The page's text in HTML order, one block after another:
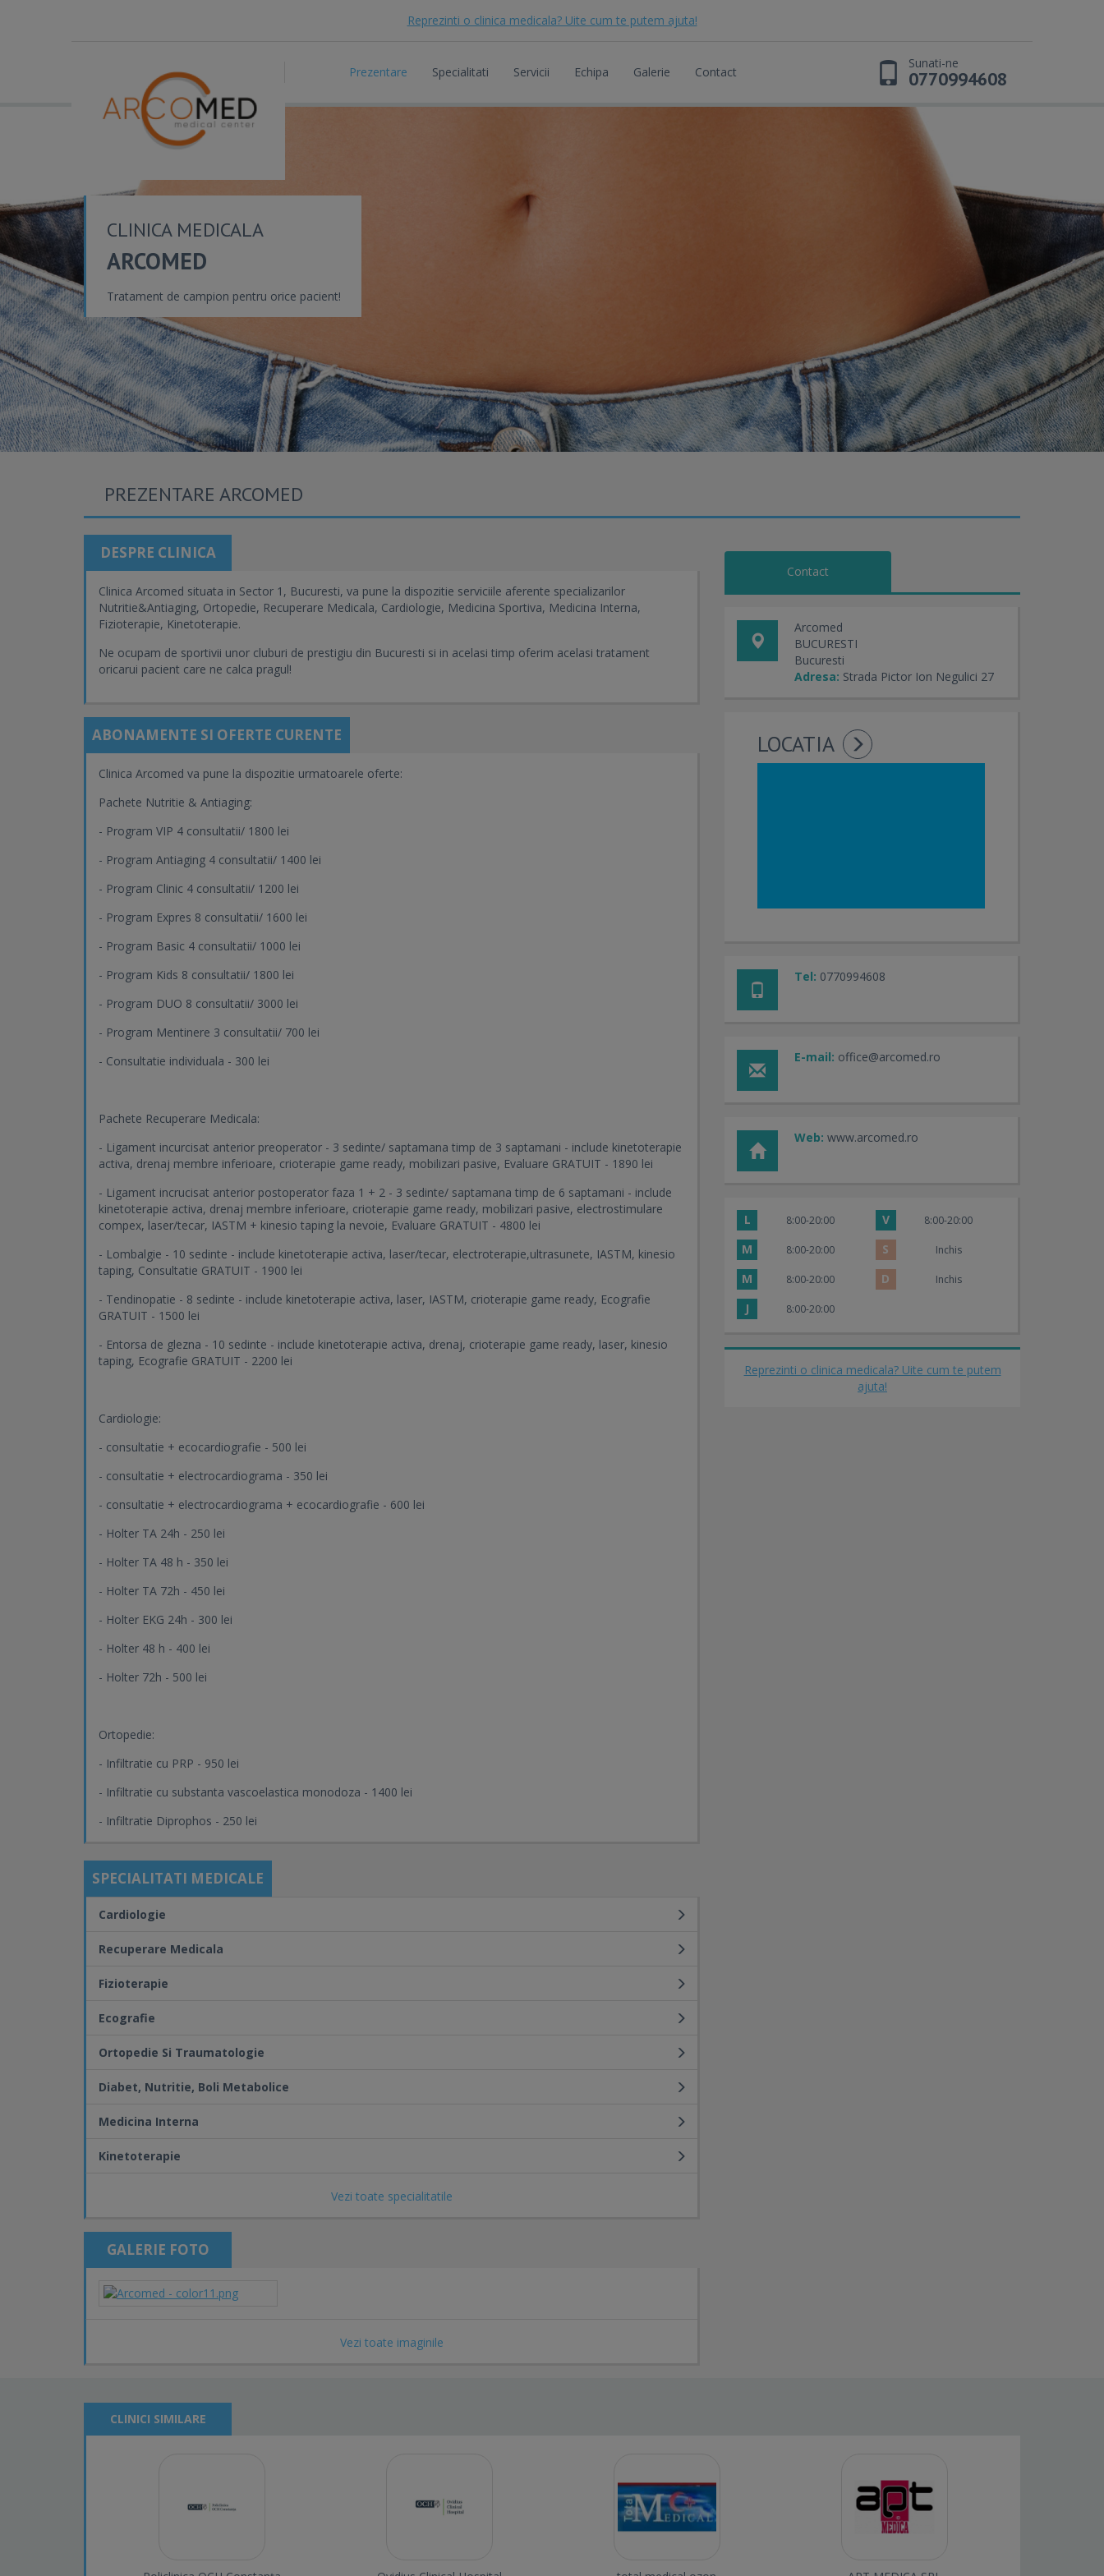
Reprezinti o clinica medicala? Uite cum te putem ajuta!
Prezentare Specialitati Servicii Echipa Galerie Contact
Sunati-ne
0770994608
CLINICA MEDICALA
ARCOMED
Tratament de campion pentru orice pacient!
PREZENTARE ARCOMED
DESPRE CLINICA
Clinica Arcomed situata in Sector 1, Bucuresti, va pune la dispozitie serviciile aferente specializarilor
Nutritie&Antiaging, Ortopedie, Recuperare Medicala, Cardiologie, Medicina Sportiva, Medicina Interna,
Fizioterapie, Kinetoterapie.
Ne ocupam de sportivii unor cluburi de prestigiu din Bucuresti si in acelasi timp oferim acelasi tratament
oricarui pacient care ne calca pragul!
ABONAMENTE SI OFERTE CURENTE
Clinica Arcomed va pune la dispozitie urmatoarele oferte:
Pachete Nutritie & Antiaging:
- Program VIP 4 consultatii/ 1800 lei
- Program Antiaging 4 consultatii/ 1400 lei
- Program Clinic 4 consultatii/ 1200 lei
- Program Expres 8 consultatii/ 1600 lei
- Program Basic 4 consultatii/ 1000 lei
- Program Kids 8 consultatii/ 1800 lei
- Program DUO 8 consultatii/ 3000 lei
- Program Mentinere 3 consultatii/ 700 lei
- Consultatie individuala - 300 lei
Pachete Recuperare Medicala:
- Ligament incurcisat anterior preoperator - 3 sedinte/ saptamana timp de 3 saptamani - include kinetoterapie
activa, drenaj membre inferioare, crioterapie game ready, mobilizari pasive, Evaluare GRATUIT - 1890 lei
- Ligament incrucisat anterior postoperator faza 1 + 2 - 3 sedinte/ saptamana timp de 6 saptamani - include
kinetoterapie activa, drenaj membre inferioare, crioterapie game ready, mobilizari pasive, electrostimulare
compex, laser/tecar, IASTM + kinesio taping la nevoie, Evaluare GRATUIT - 4800 lei
- Lombalgie - 10 sedinte - include kinetoterapie activa, laser/tecar, electroterapie,ultrasunete, IASTM, kinesio
taping, Consultatie GRATUIT - 1900 lei
- Tendinopatie - 8 sedinte - include kinetoterapie activa, laser, IASTM, crioterapie game ready, Ecografie
GRATUIT - 1500 lei
- Entorsa de glezna - 10 sedinte - include kinetoterapie activa, drenaj, crioterapie game ready, laser, kinesio
taping, Ecografie GRATUIT - 2200 lei
Cardiologie:
- consultatie + ecocardiografie - 500 lei
- consultatie + electrocardiograma - 350 lei
- consultatie + electrocardiograma + ecocardiografie - 600 lei
- Holter TA 24h - 250 lei
- Holter TA 48 h - 350 lei
- Holter TA 72h - 450 lei
- Holter EKG 24h - 300 lei
- Holter 48 h - 400 lei
- Holter 72h - 500 lei
Ortopedie:
- Infiltratie cu PRP - 950 lei
- Infiltratie cu substanta vascoelastica monodoza - 1400 lei
- Infiltratie Diprophos - 250 lei
SPECIALITATI MEDICALE
Vezi toate specialitatile
Cardiologie
Recuperare Medicala
Fizioterapie
Ecografie
Ortopedie Si Traumatologie
Diabet, Nutritie, Boli Metabolice
Medicina Interna
Kinetoterapie
GALERIE FOTO
Vezi toate imaginile
Contact
Arcomed
BUCURESTI
Bucuresti
Adresa: Strada Pictor Ion Negulici 27
LOCATIA
Tel: 0770994608
E-mail: office@arcomed.ro
Web: www.arcomed.ro
L 8:00-20:00 V 8:00-20:00
M 8:00-20:00 S Inchis
M 8:00-20:00 D Inchis
J 8:00-20:00
Reprezinti o clinica medicala? Uite cum te putem
ajuta!
CLINICI SIMILARE